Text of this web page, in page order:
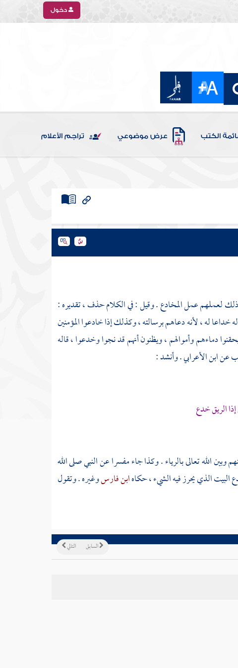
دخول
الكتب عرض موضوعي تراجم الأعلام
لعملهم عمل المخادع . وقيل : في الكلام حذف ، تقديره :
له ، لأنه دعاهم برسالته ، وكذلك إذا خادعوا المؤمنين
دماءهم وأموالهم ، ويظنون أنهم قد نجوا وخدعوا ، قاله
عنابن الأعرابي. وأنشد :
الريق خدع
وبين الله تعالى بالرياء . وكذا جاء مفسرا عن النبي صلى الله
البيت الذي يحرز فيه الشيء ، حكاهابن فارسوغيره . وتقول
التالي السابق